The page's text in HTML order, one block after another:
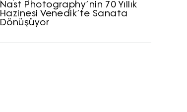
Nast Photography’nin 70 Yıllık
Hazinesi Venedik’te Sanata
Dönüşüyor